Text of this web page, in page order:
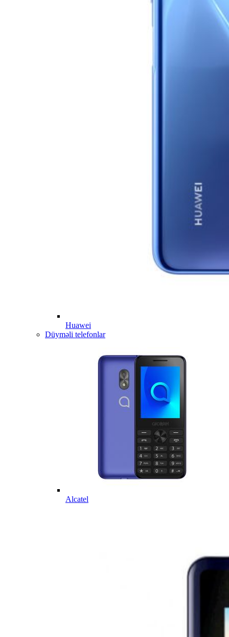
Huawei
Düyməli telefonlar
Alcatel